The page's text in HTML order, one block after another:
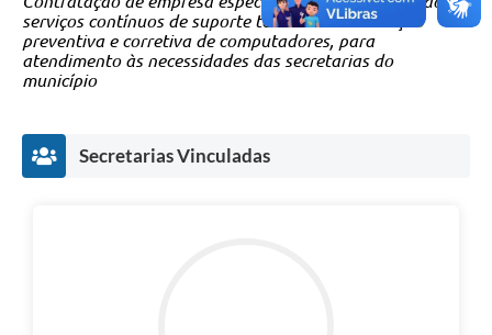
Diário Oficial
serviços contínuos de suporte técnico e manutenção
preventiva e corretiva de computadores, para
atendimento às necessidades das secretarias do
município
Secretarias Vinculadas